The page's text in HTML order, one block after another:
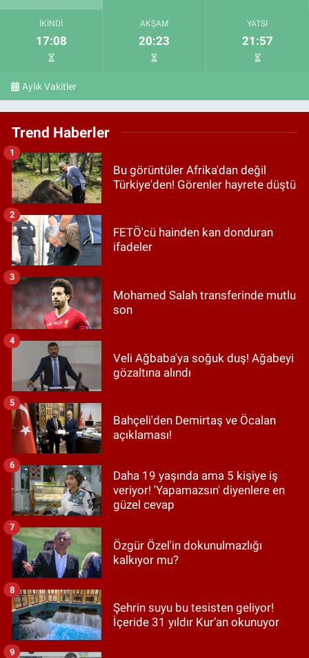
İKINDI
17:08
AKŞAM
20:23
YATSI
21:57
Aylık Vakitler
Trend Haberler
Bu görüntüler Afrika'dan değil
Türkiye'den! Görenler hayrete düştü
1
FETÖ'cü hainden kan donduran
ifadeler
2
Mohamed Salah transferinde mutlu
son
3
Veli Ağbaba'ya soğuk duş! Ağabeyi
gözaltına alındı
4
Bahçeli'den Demirtaş ve Öcalan
açıklaması!
5
Daha 19 yaşında ama 5 kişiye iş
veriyor! 'Yapamazsın' diyenlere en
güzel cevap
6
Özgür Özel'in dokunulmazlığı
kalkıyor mu?
7
Şehrin suyu bu tesisten geliyor!
İçeride 31 yıldır Kur’an okunuyor
8
9